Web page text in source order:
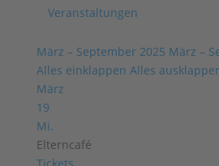
Veranstaltungen
März – September 2025 März –
Alles einklappen Alles
März
19
Mi.
Elterncafé